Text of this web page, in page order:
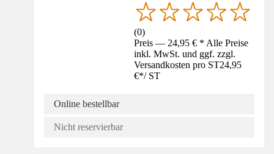
(0)
Preis — 24,95 € * Alle Preise
inkl. MwSt. und ggf. zzgl.
Versandkosten pro ST24,95
€*/ ST
Online bestellbar
Nicht reservierbar